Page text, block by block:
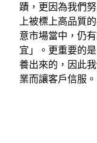
蹟，更因為我們
上被標上高品質
意市場當中，仍
宜」。更重要的
養出來的，因此
業而讓客戶信服。